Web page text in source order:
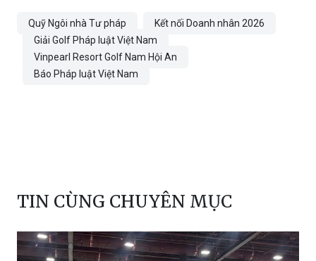
Quỹ Ngôi nhà Tư pháp
Kết nối Doanh nhân 2026
Giải Golf Pháp luật Việt Nam
Vinpearl Resort Golf Nam Hội An
Báo Pháp luật Việt Nam
TIN CÙNG CHUYÊN MỤC